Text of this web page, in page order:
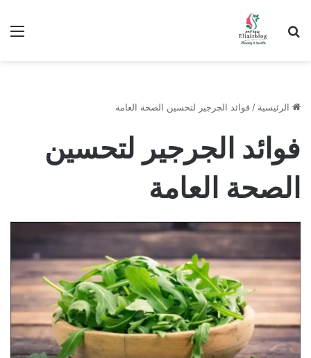
ابحث عن
الرئيسية / فوائد الجرجير لتحسين الصحة العامة
فوائد الجرجير لتحسين
الصحة العامة